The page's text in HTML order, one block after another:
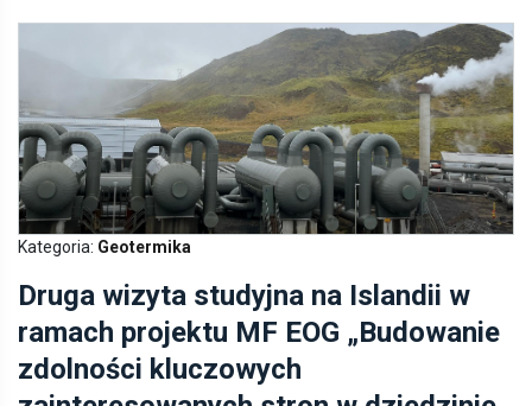
Kategoria:Geotermika
Druga wizyta studyjna na Islandii w
ramach projektu MF EOG „Budowanie
zdolności kluczowych
zainteresowanych stron w dziedzinie